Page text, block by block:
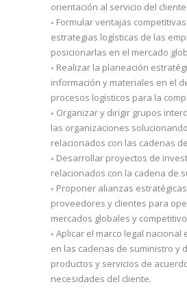
orientación al servicio del cliente.
◦ Formular ventajas
estrategias logísticas de las
posicionarlas en el mercado
◦ Realizar la planeación
información y materiales en el
procesos logísticos para la
◦ Organizar y dirigir grupos
las organizaciones
relacionados con las cadenas
◦ Desarrollar proyectos de
relacionados con la cadena de
◦ Proponer alianzas
proveedores y clientes para
mercados globales y
◦ Aplicar el marco legal nacional
en las cadenas de suministro y
productos y servicios de
necesidades del cliente.